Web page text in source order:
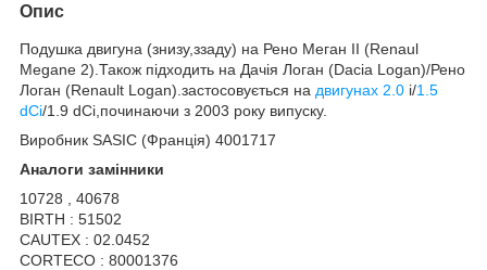
Опис
Подушка двигуна (знизу,ззаду) на Рено Меган II (Renaul
Megane 2).Також підходить на Дачія Логан (Dacia Logan)/Рено
Логан (Renault Logan).застосовується на двигунах 2.0 i/1.5
dCi/1.9 dCi,починаючи з 2003 року випуску.
Виробник SASIC (Франція) 4001717
Аналоги замінники
10728 , 40678
BIRTH : 51502
CAUTEX : 02.0452
CORTECO : 80001376